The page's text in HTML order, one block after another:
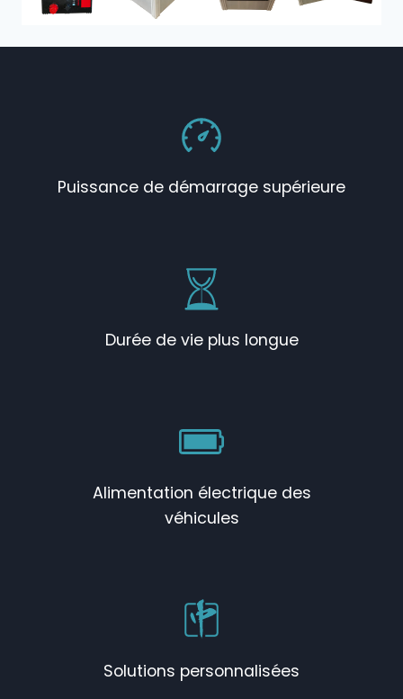
Puissance de démarrage supérieure
Durée de vie plus longue
Alimentation électrique des
véhicules
Solutions personnalisées